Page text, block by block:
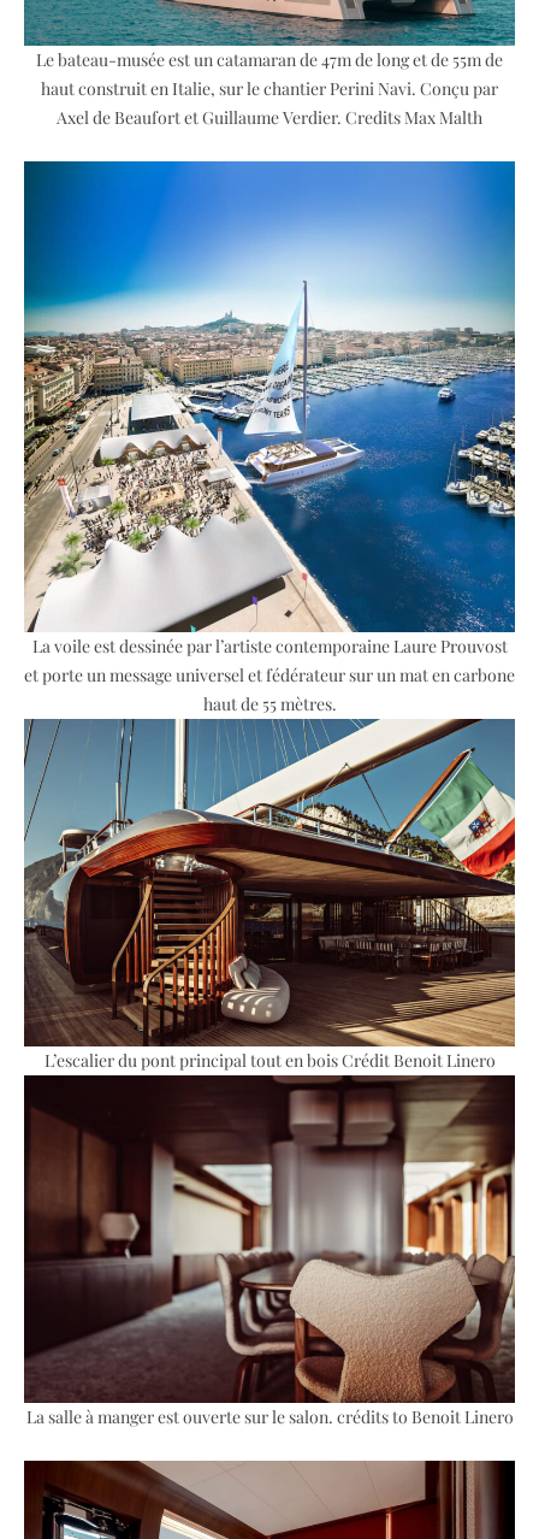
Le bateau-musée est un catamaran de 47m de long et de 55m de
haut construit en Italie, sur le chantier Perini Navi. Conçu par
Axel de Beaufort et Guillaume Verdier. Credits Max Malth
La voile est dessinée par l’artiste contemporaine Laure Prouvost
et porte un message universel et fédérateur sur un mat en carbone
haut de 55 mètres.
L’escalier du pont principal tout en bois Crédit Benoit Linero
La salle à manger est ouverte sur le salon. crédits to Benoit Linero